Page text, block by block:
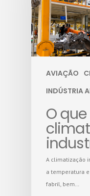
AVIAÇÃO
INDÚSTRIA
O
A climatização
a temperatura
fabril, bem…